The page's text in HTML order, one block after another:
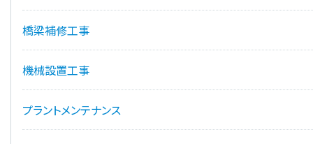
橋梁補修工事
機械設置工事
プラントメンテナンス